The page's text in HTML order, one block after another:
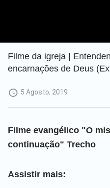
Filme da igreja |
encarnações de Deus
5 Agosto, 2019
Filme evangélico "O
continuação" Trecho
Assistir mais: